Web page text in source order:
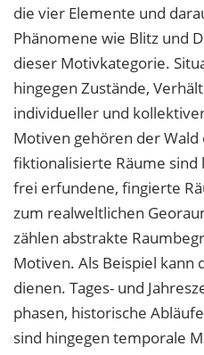
die vier Elemente und
Phänomene wie Blitz und
dieser Motivkategorie.
hingegen Zustände,
individueller und
Motiven gehören der
fiktionalisierte Räume sind
frei erfundene, fingierte
zum realweltlichen
zählen abstrakte
Motiven. Als Beispiel kann
dienen. Tages- und
phasen, historische
sind hingegen temporale